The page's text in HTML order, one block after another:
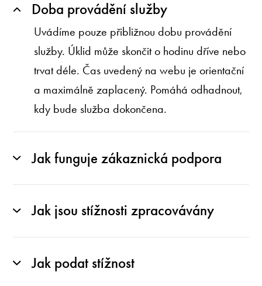
Doba provádění služby
Uvádíme pouze přibližnou dobu provádění
služby. Úklid může skončit o hodinu dříve nebo
trvat déle. Čas uvedený na webu je orientační
a maximálně zaplacený. Pomáhá odhadnout,
kdy bude služba dokončena.
Jak funguje zákaznická podpora
Jak jsou stížnosti zpracovávány
Jak podat stížnost